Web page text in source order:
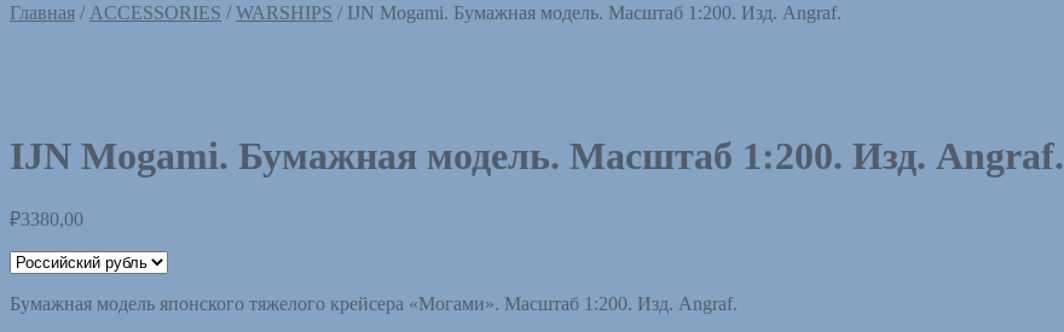
Главная / ACCESSORIES /WARSHIPS / IJN Mogami. Бумажная модель. Масштаб 1:200. Изд. Angraf.
IJN Mogami. Бумажная модель. Масштаб 1:200. Изд. Angraf.
₽3380,00
Бумажная модель японского тяжелого крейсера «Могами». Масштаб 1:200. Изд. Angraf.